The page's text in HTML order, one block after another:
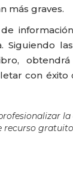
más graves.
con
recurso